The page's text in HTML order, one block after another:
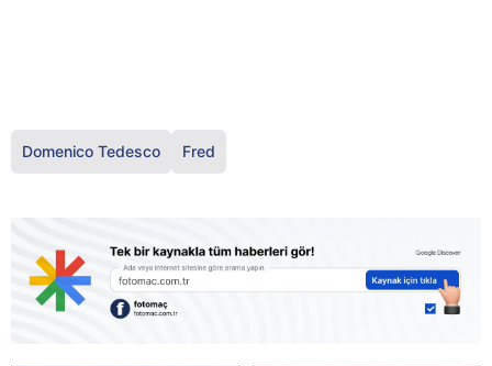
Domenico Tedesco Fred